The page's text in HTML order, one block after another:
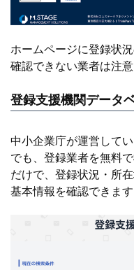
ホームページに登録状
確認できない業者は注
登録支援機関データ
中小企業庁が運営して
でも、登録業者を無料
だけで、登録状況・所
基本情報を確認できます